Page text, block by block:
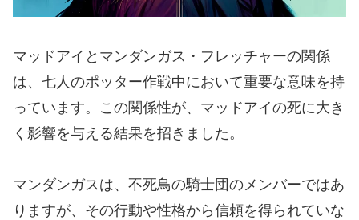
マッドアイとマンダンガス・フレッチャーの関係
は、七人のポッター作戦中において重要な意味を持
っています。この関係性が、マッドアイの死に大き
く影響を与える結果を招きました。
マンダンガスは、不死鳥の騎士団のメンバーではあ
りますが、その行動や性格から信頼を得られていな